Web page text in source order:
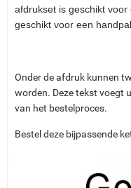
afdrukset is geschikt
geschikt voor een
Onder de afdruk kunnen
worden. Deze tekst voegt
van het bestelproces.
Bestel deze bijpassende